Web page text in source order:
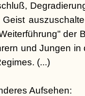
der
und Jungen
(...)
Aufsehen: